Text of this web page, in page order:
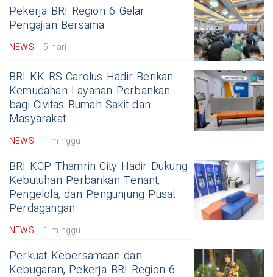
Pekerja BRI Region 6 Gelar
Pengajian Bersama
NEWS 5 hari
BRI KK RS Carolus Hadir Berikan
Kemudahan Layanan Perbankan
bagi Civitas Rumah Sakit dan
Masyarakat
NEWS 1 minggu
BRI KCP Thamrin City Hadir Dukung
Kebutuhan Perbankan Tenant,
Pengelola, dan Pengunjung Pusat
Perdagangan
NEWS 1 minggu
Perkuat Kebersamaan dan
Kebugaran, Pekerja BRI Region 6